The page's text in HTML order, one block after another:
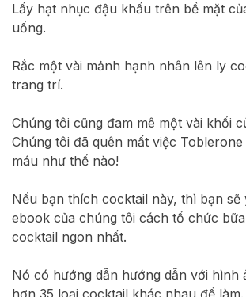
Lấy hạt nhục đậu khấu trên bề mặt
uống.
Rắc một vài mảnh hạnh nhân lên ly
trang trí.
Chúng tôi cũng đam mê một vài khối
Chúng tôi đã quên mất việc
máu như thế nào!
Nếu bạn thích cocktail này, thì bạn sẽ
ebook của chúng tôi cách tổ chức
cocktail ngon nhất.
Nó có hướng dẫn hướng dẫn với hình
hơn 35 loại cocktail khác nhau để